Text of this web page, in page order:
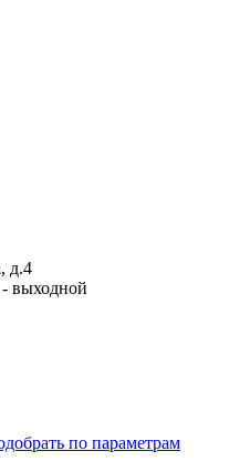
д.4
выходной
по параметрам